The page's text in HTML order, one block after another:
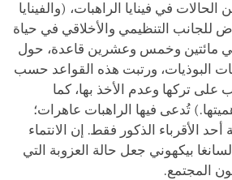
الحالات في فينايا الراهبات، (والفينايا
للجانب التنظيمي والأخلاقي في حياة
مائتين وخمس وعشرين قاعدة، حول
البوذيات، ورتبت هذه القواعد حسب
على تركها وعدم الأخذ بها، كما
تُدعى فيها الراهبات عاهرات؛
الأقرباء الذكور فقط. إن الانتماء
بيكهوني جعل حالة العزوبة التي
المجتمع.